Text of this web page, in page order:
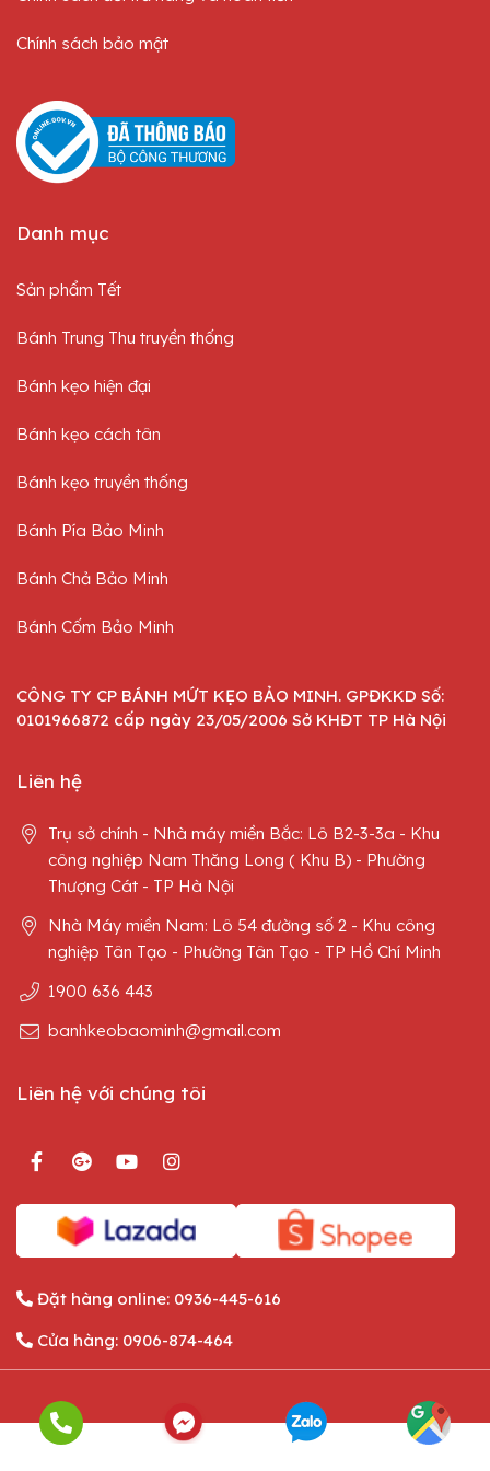
Chính sách bảo mật
Danh mục
Sản phẩm Tết
Bánh Trung Thu truyền thống
Bánh kẹo hiện đại
Bánh kẹo cách tân
Bánh kẹo truyền thống
Bánh Pía Bảo Minh
Bánh Chả Bảo Minh
Bánh Cốm Bảo Minh
CÔNG TY CP BÁNH MỨT KẸO BẢO MINH. GPĐKKD Số:
0101966872 cấp ngày 23/05/2006 Sở KHĐT TP Hà Nội
Liên hệ
Trụ sở chính - Nhà máy miền Bắc: Lô B2-3-3a - Khu
công nghiệp Nam Thăng Long ( Khu B) - Phường
Thượng Cát - TP Hà Nội
Nhà Máy miền Nam: Lô 54 đường số 2 - Khu công
nghiệp Tân Tạo - Phường Tân Tạo - TP Hồ Chí Minh
1900 636 443
banhkeobaominh@gmail.com
Liên hệ với chúng tôi
Đặt hàng online: 0936-445-616
Cửa hàng: 0906-874-464
English Tiếng Việt